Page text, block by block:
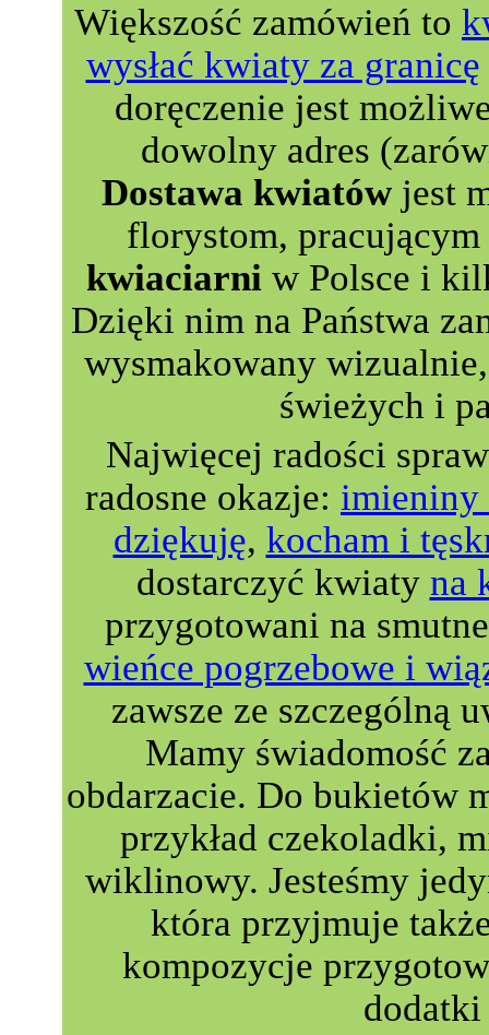
Większość zamówień to
wysłać kwiaty za granicę
doręczenie jest
dowolny adres
Dostawa kwiatów jest
florystom,
kwiaciarni w Polsce i
Dzięki nim na Państwa
wysmakowany
świeżych i
Najwięcej radości
radosne okazje: imieniny
dziękuję, kocham i
dostarczyć kwiaty na
przygotowani na
wieńce pogrzebowe i
zawsze ze szczególną
Mamy świadomość
obdarzacie. Do bukietów
przykład czekoladki,
wiklinowy. Jesteśmy
która przyjmuje
kompozycje